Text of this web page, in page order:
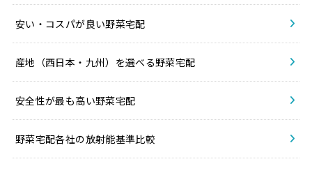
安い・コスパが良い野菜宅配
産地（西日本・九州）を選べる野菜宅配
安全性が最も高い野菜宅配
野菜宅配各社の放射能基準比較